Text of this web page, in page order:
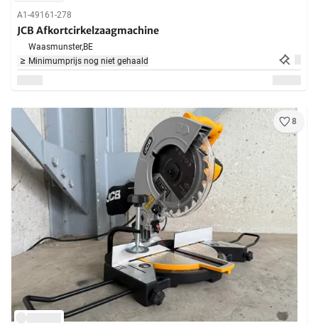
A1-49161-278
JCB Afkortcirkelzaagmachine
Waasmunster,BE
Minimumprijs nog niet gehaald
8